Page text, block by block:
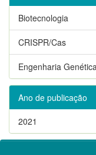
Biotecnologia
CRISPR/Cas
Engenharia Genética
Ano de publicação
2021